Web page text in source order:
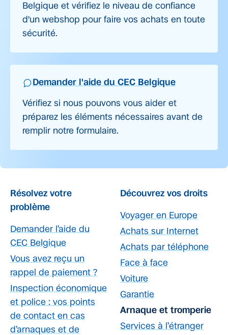
Belgique et vérifiez le niveau de confiance
d'un webshop pour faire vos achats en toute
sécurité.
Demander l'aide du CEC Belgique
Vérifiez si nous pouvons vous aider et
préparez les éléments nécessaires avant de
remplir notre formulaire.
Résolvez votre
problème
Demander l’aide du
CEC Belgique
Vous avez reçu un
rappel de paiement ?
Inspection économique
et police : vos points
de contact en cas
d’arnaques et de
Découvrez vos droits
Voyager en Europe
Achats sur Internet
Achats par téléphone
Face à face
Voiture
Garantie
Arnaque et tromperie
Services à l’étranger